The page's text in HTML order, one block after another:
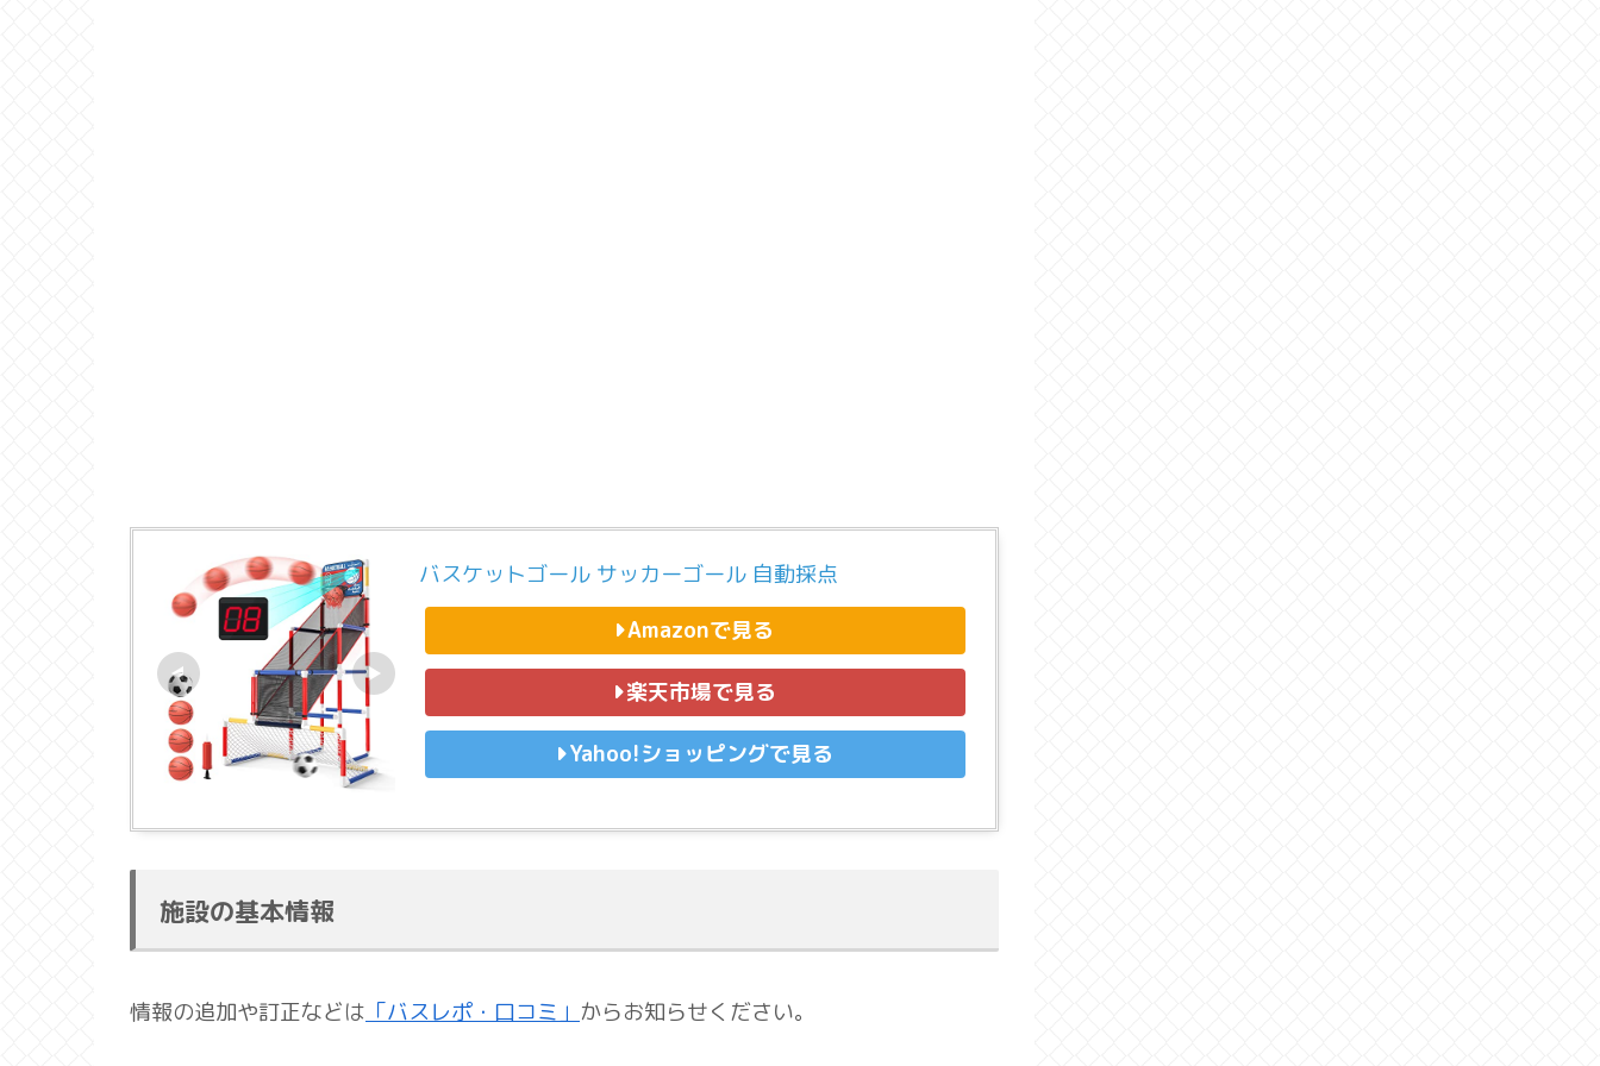
バスケットゴール サッカーゴール 自動採点
Amazonで見る
楽天市場で見る
Yahoo!ショッピングで見る
施設の基本情報
情報の追加や訂正などは 「バスレポ・口コミ」 からお知らせください。